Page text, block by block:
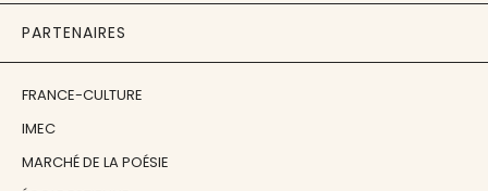
PARTENAIRES
FRANCE-CULTURE
IMEC
MARCHÉ DE LA POÉSIE